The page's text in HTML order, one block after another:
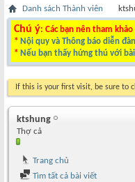
Danh sách Thành viên
Chú ý: Các bạn nên tham
* Nội quy và Thông báo diễn
* Nếu bạn thấy hứng thú với
If this is your first visit, be sure to
ktshung
Thợ cả
Trang chủ
Tìm tất cả bài viết